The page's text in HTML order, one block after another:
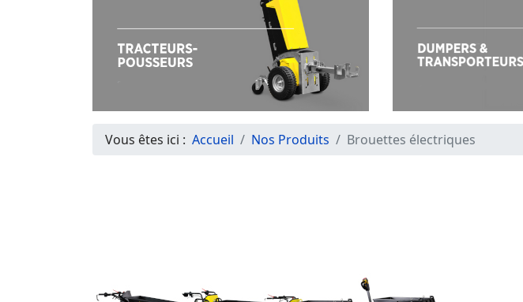
Vous êtes ici : Accueil Nos Produits Brouettes électriques